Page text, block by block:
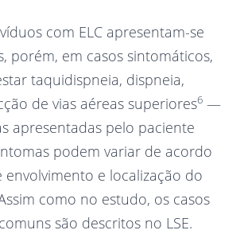
com ELC apresentam-se
porém, em casos sintomáticos,
taquidispneia, dispneia,
de vias aéreas superiores6 —
apresentadas pelo paciente
podem variar de acordo
envolvimento e localização do
como no estudo, os casos
são descritos no LSE.